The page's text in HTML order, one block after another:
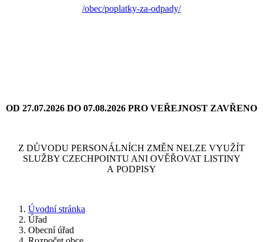
/obec/poplatky-za-odpady/
OD 27.07.2026 DO 07.08.2026 PRO VEŘEJNOST ZAVŘENO
Z DŮVODU PERSONÁLNÍCH ZMĚN NELZE VYUŽÍT
SLUŽBY CZECHPOINTU ANI OVĚŘOVAT LISTINY
A PODPISY
Úvodní stránka
Úřad
Obecní úřad